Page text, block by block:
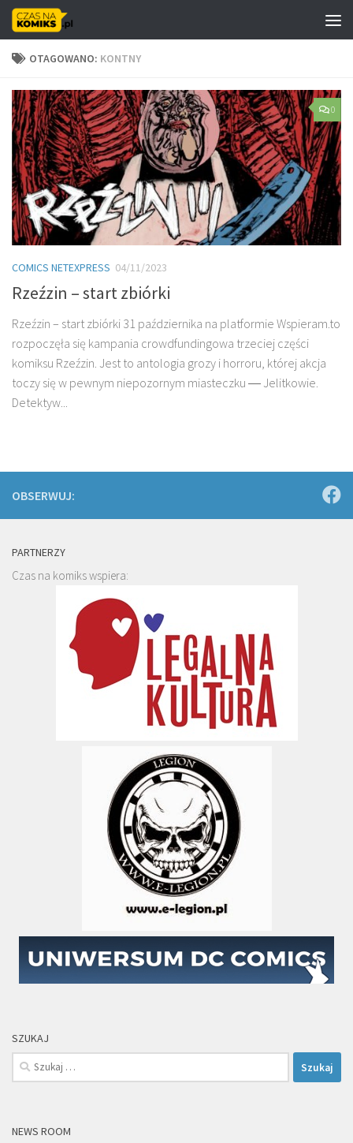
Skip to content
OTAGOWANO: KONTNY
0
COMICS NETEXPRESS 04/11/2023
Rzeźzin – start zbiórki
Rzeźzin – start zbiórki 31 października na platformie Wspieram.to
rozpoczęła się kampania crowdfundingowa trzeciej części
komiksu Rzeźzin. Jest to antologia grozy i horroru, której akcja
toczy się w pewnym niepozornym miasteczku ― Jelitkowie.
Detektyw...
OBSERWUJ:
PARTNERZY
Czas na komiks wspiera:
SZUKAJ
Szukaj:
NEWS ROOM